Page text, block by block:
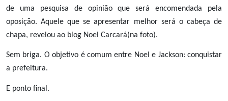
de uma pesquisa de opinião que será encomendada pela
oposição. Aquele que se apresentar melhor será o cabeça de
chapa, revelou ao blog Noel Carcará(na foto).
Sem briga. O objetivo é comum entre Noel e Jackson: conquistar
a prefeitura.
E ponto final.